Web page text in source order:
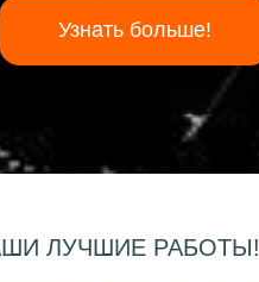
Узнать больше!
ЛУЧШИЕ РАБОТЫ!